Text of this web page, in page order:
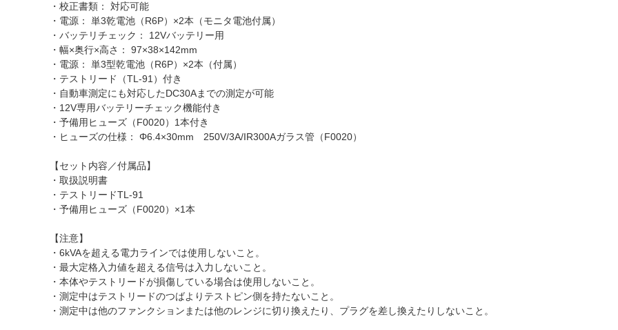
・校正書類： 対応可能
・電源： 単3乾電池（R6P）×2本（モニタ電池付属）
・バッテリチェック： 12Vバッテリー用
・幅×奥行×高さ： 97×38×142mm
・電源： 単3型乾電池（R6P）×2本（付属）
・テストリード（TL-91）付き
・自動車測定にも対応したDC30Aまでの測定が可能
・12V専用バッテリーチェック機能付き
・予備用ヒューズ（F0020）1本付き
・ヒューズの仕様： Φ6.4×30mm 250V/3A/IR300Aガラス管（F0020）
【セット内容／付属品】
・取扱説明書
・テストリードTL-91
・予備用ヒューズ（F0020）×1本
【注意】
・6kVAを超える電力ラインでは使用しないこと。
・最大定格入力値を超える信号は入力しないこと。
・本体やテストリードが損傷している場合は使用しないこと。
・測定中はテストリードのつばよりテストピン側を持たないこと。
・測定中は他のファンクションまたは他のレンジに切り換えたり、プラグを差し換えたりしないこと。